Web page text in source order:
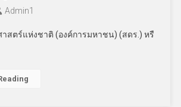
Admin​1
สตร์แห่งชาติ (องค์การมหาชน) (สดร.) หรื